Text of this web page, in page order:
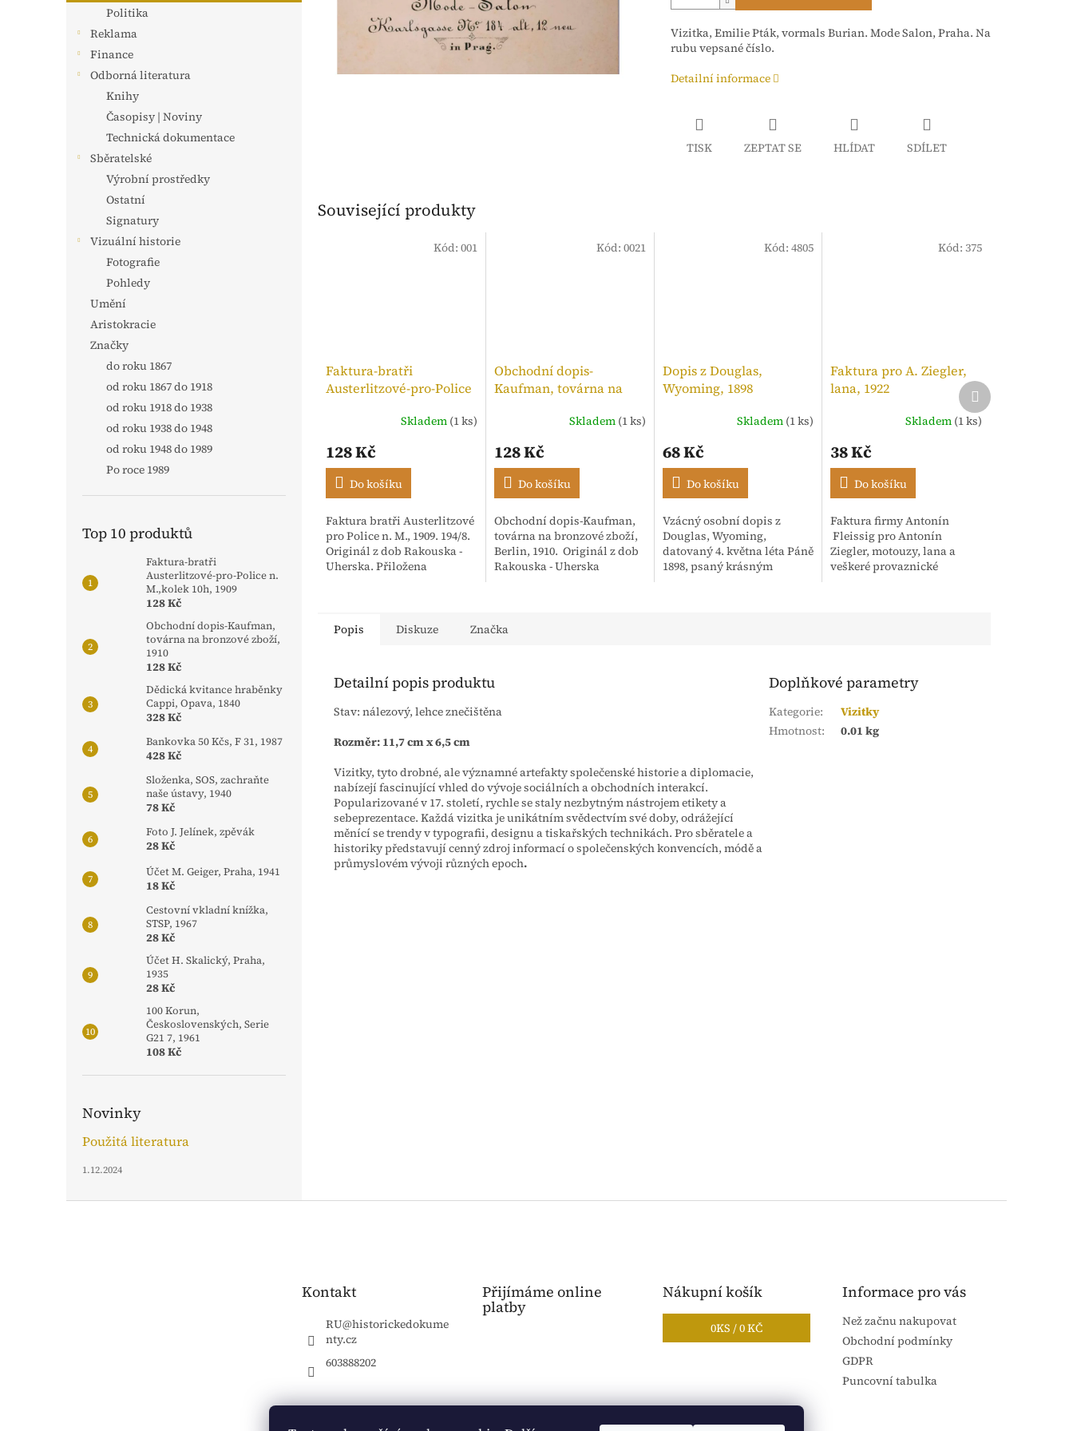
Politika
Reklama
Finance
Odborná literatura
Knihy
Časopisy | Noviny
Technická dokumentace
Sběratelské
Výrobní prostředky
Ostatní
Signatury
Vizuální historie
Fotografie
Pohledy
Umění
Aristokracie
Značky
do roku 1867
od roku 1867 do 1918
od roku 1918 do 1938
od roku 1938 do 1948
od roku 1948 do 1989
Po roce 1989
Top 10 produktů
Faktura-bratři
Austerlitzové-pro-Police n.
M.,kolek 10h, 1909
128 Kč
Obchodní dopis-Kaufman,
továrna na bronzové zboží,
1910
128 Kč
Dědická kvitance hraběnky
Cappi, Opava, 1840
328 Kč
Bankovka 50 Kčs, F 31, 1987
428 Kč
Složenka, SOS, zachraňte
naše ústavy, 1940
78 Kč
Foto J. Jelínek, zpěvák
28 Kč
Účet M. Geiger, Praha, 1941
18 Kč
Cestovní vkladní knížka,
STSP, 1967
28 Kč
Účet H. Skalický, Praha,
1935
28 Kč
100 Korun,
Československých, Serie
G21 7, 1961
108 Kč
Novinky
Použitá literatura
1.12.2024
Vizitka, Emilie Pták, vormals Burian. Mode Salon, Praha. Na
rubu vepsané číslo.
Detailní informace
TISK ZEPTAT SE HLÍDAT SDÍLET
Související produkty
Faktura-bratři
Austerlitzové-pro-Police
Skladem (1 ks)
128 Kč
Do košíku
Faktura bratři Austerlitzové
pro Police n. M., 1909. 194/8.
Originál z dob Rakouska -
Uherska. Přiložena
Kód: 001
Obchodní dopis-
Kaufman, továrna na
Skladem (1 ks)
128 Kč
Do košíku
Obchodní dopis-Kaufman,
továrna na bronzové zboží,
Berlin, 1910. Originál z dob
Rakouska - Uherska
Kód: 0021
Dopis z Douglas,
Wyoming, 1898
produktu
je
5,0
z
5
hvězdiček.
Skladem (1 ks)
68 Kč
Do košíku
Vzácný osobní dopis z
Douglas, Wyoming,
datovaný 4. května léta Páně
1898, psaný krásným
Kód:4805
Faktura pro A. Ziegler,
lana, 1922
Skladem (1 ks)
38 Kč
Do košíku
Faktura firmy Antonín
Fleissig pro Antonín
Ziegler, motouzy, lana a
veškeré provaznické
Kód: 375
Další
produkt
Popis Diskuze Značka
Detailní popis produktu
Stav: nálezový, lehce znečištěna
Rozměr: 11,7 cm x 6,5 cm
Vizitky, tyto drobné, ale významné artefakty společenské historie a diplomacie,
nabízejí fascinující vhled do vývoje sociálních a obchodních interakcí.
Popularizované v 17. století, rychle se staly nezbytným nástrojem etikety a
sebeprezentace. Každá vizitka je unikátním svědectvím své doby, odrážející
měnící se trendy v typografii, designu a tiskařských technikách. Pro sběratele a
historiky představují cenný zdroj informací o společenských konvencích, módě a
průmyslovém vývoji různých epoch.
Doplňkové parametry
Kategorie:
Vizitky
Hmotnost: 0.01 kg
Kontakt
RU@historickedokume
nty.cz
603888202
Přijímáme online
platby
Nákupní košík
0KS /0 KČ
Informace pro vás
Než začnu nakupovat
Obchodní podmínky
GDPR
Puncovní tabulka